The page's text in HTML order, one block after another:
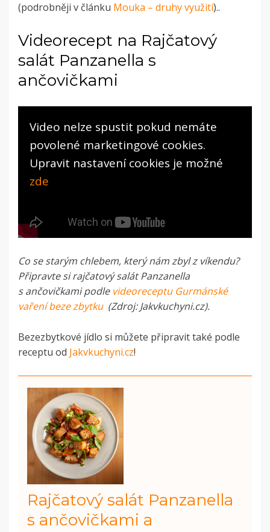
(podrobněji v článku Mouka – druhy využití)..
Videorecept na Rajčatový
salát Panzanella s
ančovičkami
Video nelze spustit pokud nemáte
povolené marketingové cookies.
Upravit nastavení cookies je možné
zde
Co se starým chlebem, který nám zbyl z víkendu?
Připravte si rajčatový salát Panzanella
s ančovičkami podle videoreceptu Gurmánské
vaření beze zbytku(Zdroj: Jakvkuchyni.cz).
Bezezbytkové jídlo si můžete připravit také podle
receptu od Jakvkuchyni.cz!
Rajčatový salát Panzanella
s ančovičkami a